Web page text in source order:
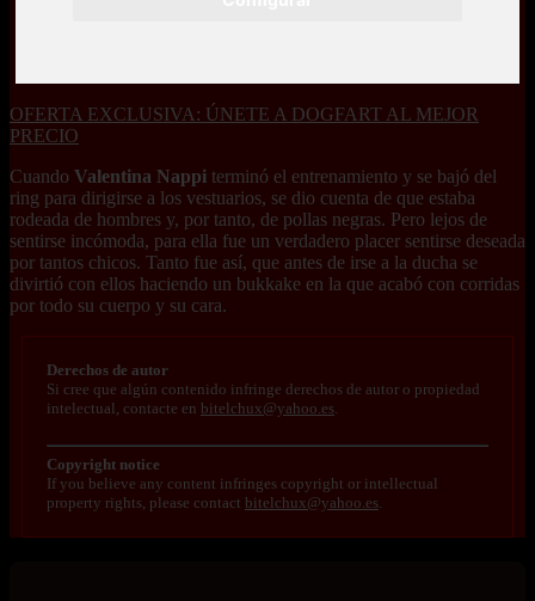
OFERTA EXCLUSIVA: ÚNETE A DOGFART AL MEJOR
PRECIO
Cuando Valentina Nappi terminó el entrenamiento y se bajó del
ring para dirigirse a los vestuarios, se dio cuenta de que estaba
rodeada de hombres y, por tanto, de pollas negras. Pero lejos de
sentirse incómoda, para ella fue un verdadero placer sentirse deseada
por tantos chicos. Tanto fue así, que antes de irse a la ducha se
divirtió con ellos haciendo un bukkake en la que acabó con corridas
por todo su cuerpo y su cara.
Derechos de autor
Si cree que algún contenido infringe derechos de autor o propiedad
intelectual, contacte en bitelchux@yahoo.es
Copyright notice
If you believe any content infringes copyright or intellectual
property rights, please contact bitelchux@yahoo.es